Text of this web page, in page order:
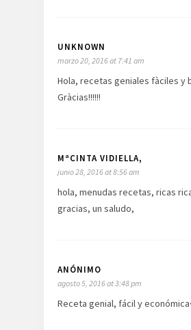
UNKNOWN
marzo 20, 2016 at 7:41 am
Hola, recetas geniales fàciles y
Gràcias!!!!!!
MªCINTA VIDIELLA,
junio 28, 2016 at 8:56 am
hola, menudas recetas, ricas
gracias, un saludo,
ANÓNIMO
agosto 5, 2016 at 3:48 pm
Receta genial, fácil y